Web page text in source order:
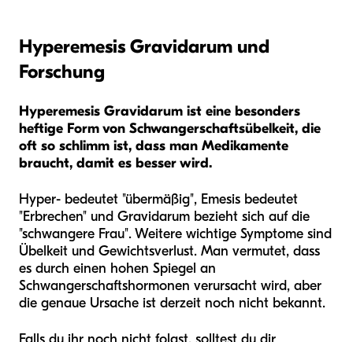
Hyperemesis Gravidarum und
Forschung
Hyperemesis Gravidarum ist eine besonders
heftige Form von Schwangerschaftsübelkeit, die
oft so schlimm ist, dass man Medikamente
braucht, damit es besser wird.
Hyper- bedeutet "übermäßig", Emesis bedeutet
"Erbrechen" und Gravidarum bezieht sich auf die
"schwangere Frau". Weitere wichtige Symptome sind
Übelkeit und Gewichtsverlust. Man vermutet, dass
es durch einen hohen Spiegel an
Schwangerschaftshormonen verursacht wird, aber
die genaue Ursache ist derzeit noch nicht bekannt.